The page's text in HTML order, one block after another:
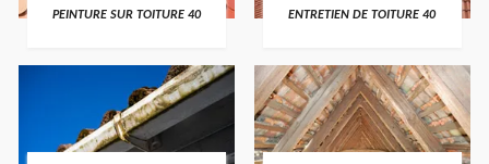
PEINTURE SUR TOITURE 40 ENTRETIEN DE TOITURE 40